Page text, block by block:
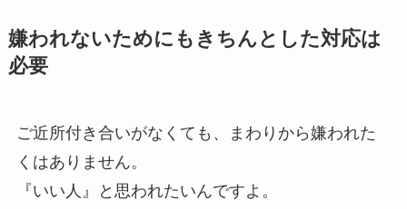
嫌われないためにもきちんとした対応は
必要
ご近所付き合いがなくても、まわりから嫌われた
くはありません。
『いい人』と思われたいんですよ。